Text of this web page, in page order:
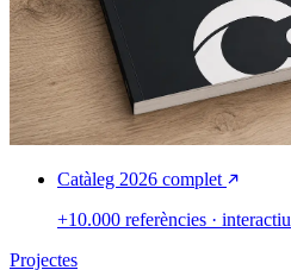
Catàleg 2026 complet
+10.000 referències · interactiu
Projectes